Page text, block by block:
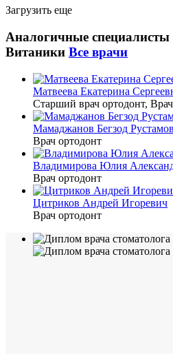
Загрузить еще
Аналогичные специалиcты
Витаники Все врачи
Матвеева Екатерина
Старший врач ортодонт,
Мамаджанов Бегзод
Врач ортодонт
Владимирова Юлия
Врач ортодонт
Цитриков Андрей Игоревич
Врач ортодонт